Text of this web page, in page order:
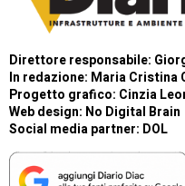
Direttore responsabile:
In redazione: Maria Cristina
Progetto grafico: Cinzia
Web design: No Digital Brain
Social media partner: DOL